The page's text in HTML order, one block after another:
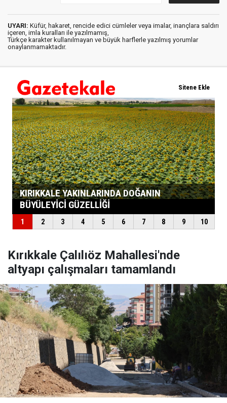
UYARI: Küfür, hakaret, rencide edici cümleler veya imalar, inançlara saldırı
içeren, imla kuralları ile yazılmamış,
Türkçe karakter kullanılmayan ve büyük harflerle yazılmış yorumlar
onaylanmamaktadır.
Kırıkkale Çalılıöz Mahallesi'nde
altyapı çalışmaları tamamlandı